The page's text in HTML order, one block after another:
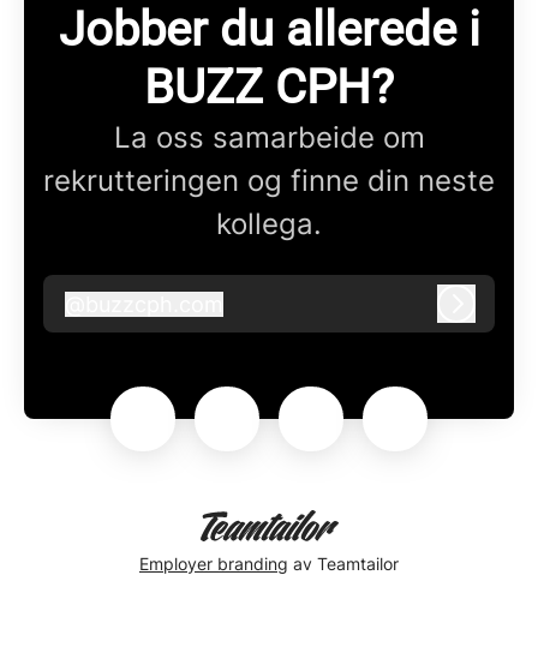
Jobber du allerede i
BUZZ CPH?
La oss samarbeide om
rekrutteringen og finne din neste
kollega.
buzzcph.com
Employer branding av Teamtailor